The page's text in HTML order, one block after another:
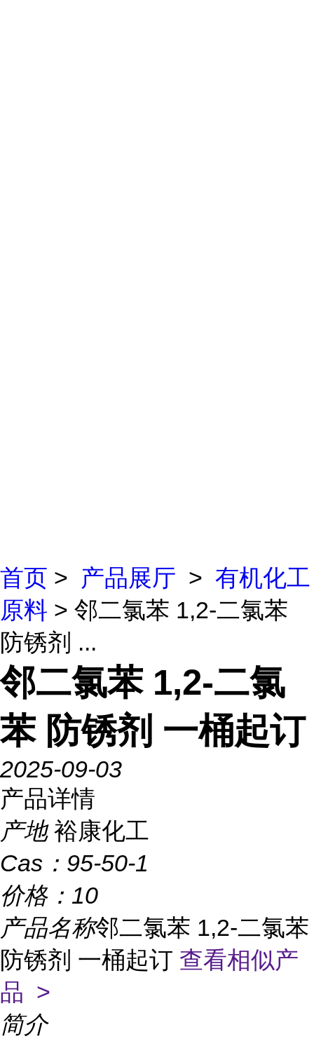
首页 > 产品展厅 > 有机化工
原料 > 邻二氯苯 1,2-二氯苯
防锈剂 ...
邻二氯苯 1,2-二氯
苯 防锈剂 一桶起订
2025-09-03
产品详情
产地 裕康化工
Cas： 95-50-1
价格： 10
产品名称邻二氯苯 1,2-二氯苯
防锈剂 一桶起订 查看相似产
品 >
简介